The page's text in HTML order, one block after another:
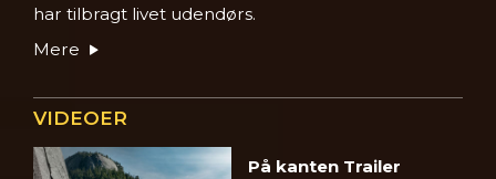
har tilbragt livet udendørs.
Mere
VIDEOER
På kanten Trailer